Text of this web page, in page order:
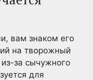
вам знаком его
на творожный
за сычужного
для